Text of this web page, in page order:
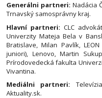
Generálni partneri: Nadácia
Trnavský samosprávny kraj.
Hlavní partneri: CLC
Univerzity Mateja Bela v
Bratislave, Milan Pavlík,
juniori), Lenovo, Martin
Prírodovedecká fakulta
Vivantina.
Mediálni partneri:
Aktuality.sk.